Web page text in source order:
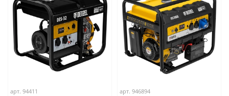
арт.94411 арт.946894